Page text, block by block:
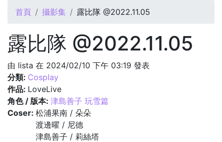
您在這裡
首頁 攝影集 露比隊 @2022.11.05
露比隊 @2022.11.05
由 lista 在 2024/02/10 下午 03:19 發表
分類: Cosplay
作品: LoveLive
角色 / 版本: 津島善子 玩雪篇
Coser: 松浦果南 / 朵朵
渡邊曜 / 尼德
津島善子 / 莉絲塔